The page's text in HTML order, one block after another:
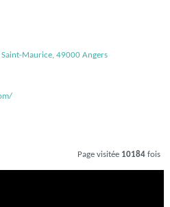
Maurice, 49000 Angers
Page visitée 10184 fois